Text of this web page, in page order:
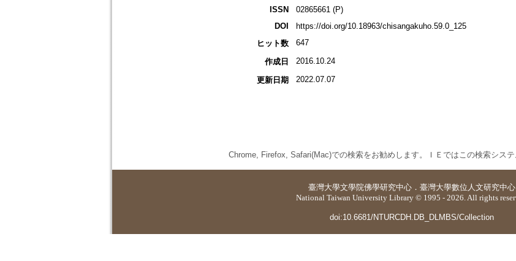
ISSN
02865661 (P)
DOI
https://doi.org/10.18963/chisangakuho.59.0_125
ヒット数
647
作成日 2016.10.24
更新日期 2022.07.07
Chrome, Firefox, Safari(Mac)での検索をお勧めします。ＩＥではこの検索システ
臺灣大學文學院佛學研究中心 ． 臺灣大學數位人文研究中心
National Taiwan University Library © 1995 - 2026. All rights
doi:10.6681/NTURCDH.DB_DLMBS/Collection